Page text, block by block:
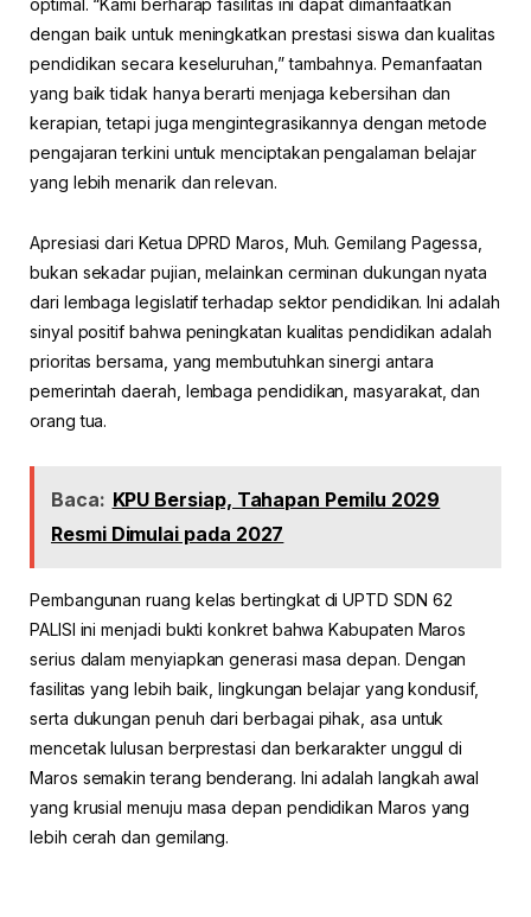
optimal. “Kami berharap fasilitas ini dapat dimanfaatkan
dengan baik untuk meningkatkan prestasi siswa dan kualitas
pendidikan secara keseluruhan,” tambahnya. Pemanfaatan
yang baik tidak hanya berarti menjaga kebersihan dan
kerapian, tetapi juga mengintegrasikannya dengan metode
pengajaran terkini untuk menciptakan pengalaman belajar
yang lebih menarik dan relevan.
Apresiasi dari Ketua DPRD Maros, Muh. Gemilang Pagessa,
bukan sekadar pujian, melainkan cerminan dukungan nyata
dari lembaga legislatif terhadap sektor pendidikan. Ini adalah
sinyal positif bahwa peningkatan kualitas pendidikan adalah
prioritas bersama, yang membutuhkan sinergi antara
pemerintah daerah, lembaga pendidikan, masyarakat, dan
orang tua.
Baca: KPU Bersiap, Tahapan Pemilu 2029
Resmi Dimulai pada 2027
Pembangunan ruang kelas bertingkat di UPTD SDN 62
PALISI ini menjadi bukti konkret bahwa Kabupaten Maros
serius dalam menyiapkan generasi masa depan. Dengan
fasilitas yang lebih baik, lingkungan belajar yang kondusif,
serta dukungan penuh dari berbagai pihak, asa untuk
mencetak lulusan berprestasi dan berkarakter unggul di
Maros semakin terang benderang. Ini adalah langkah awal
yang krusial menuju masa depan pendidikan Maros yang
lebih cerah dan gemilang.